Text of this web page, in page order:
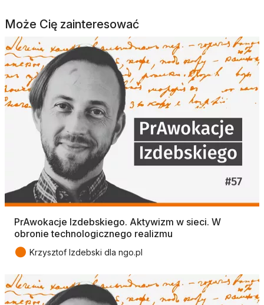
Może Cię zainteresować
PrAwokacje Izdebskiego. Aktywizm w sieci. W
obronie technologicznego realizmu
● Krzysztof Izdebski dla ngo.pl